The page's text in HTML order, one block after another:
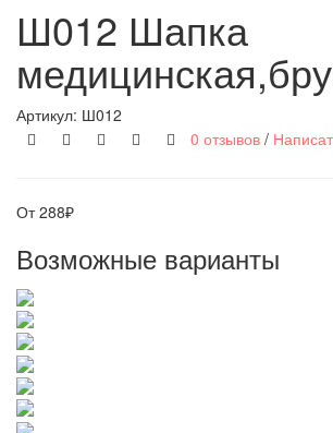
Ш012 Шапка
Артикул: Ш012
0 отзывов /
От 288₽
Возможные варианты